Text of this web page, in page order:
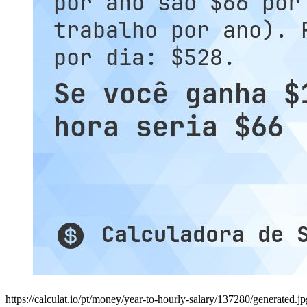
https://calculat.io/pt/money/year-to-hourly-salary/137280/